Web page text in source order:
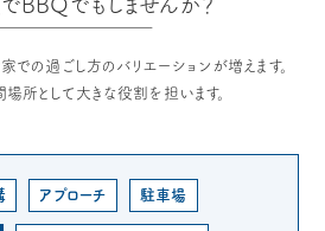
BBQでもしませんか？
での過ごし方のバリエーションが増えます。
所として大きな役割を担います。
アプローチ 駐車場